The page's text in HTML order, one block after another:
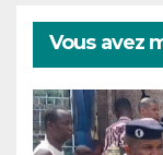
Vous avez